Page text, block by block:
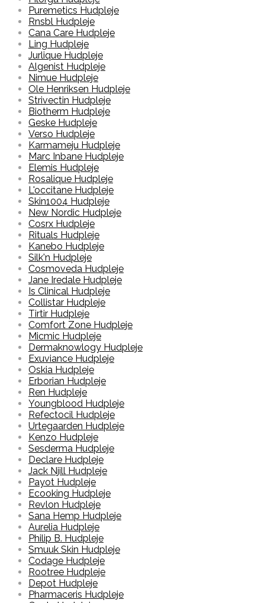
Puremetics Hudpleje
Rnsbl Hudpleje
Cana Care Hudpleje
Ling Hudpleje
Jurlique Hudpleje
Algenist Hudpleje
Nimue Hudpleje
Ole Henriksen Hudpleje
Strivectin Hudpleje
Biotherm Hudpleje
Geske Hudpleje
Verso Hudpleje
Karmameju Hudpleje
Marc Inbane Hudpleje
Elemis Hudpleje
Rosalique Hudpleje
L'occitane Hudpleje
Skin1004 Hudpleje
New Nordic Hudpleje
Cosrx Hudpleje
Rituals Hudpleje
Kanebo Hudpleje
Silk'n Hudpleje
Cosmoveda Hudpleje
Jane Iredale Hudpleje
Is Clinical Hudpleje
Collistar Hudpleje
Tirtir Hudpleje
Comfort Zone Hudpleje
Micmic Hudpleje
Dermaknowlogy Hudpleje
Exuviance Hudpleje
Oskia Hudpleje
Erborian Hudpleje
Ren Hudpleje
Youngblood Hudpleje
Refectocil Hudpleje
Urtegaarden Hudpleje
Kenzo Hudpleje
Sesderma Hudpleje
Declare Hudpleje
Jack Njill Hudpleje
Payot Hudpleje
Ecooking Hudpleje
Revlon Hudpleje
Sana Hemp Hudpleje
Aurelia Hudpleje
Philip B. Hudpleje
Smuuk Skin Hudpleje
Codage Hudpleje
Rootree Hudpleje
Depot Hudpleje
Pharmaceris Hudpleje